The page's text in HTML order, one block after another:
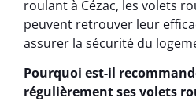
roulant à Cézac, les volets
peuvent retrouver leur
assurer la sécurité du
Pourquoi est-il
régulièrement ses volets